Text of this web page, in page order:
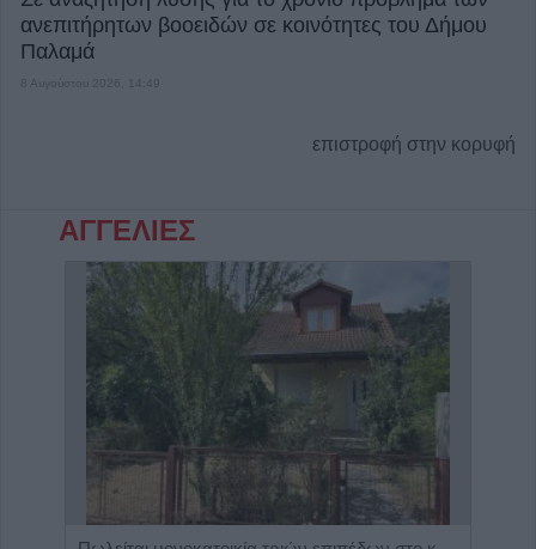
ανεπιτήρητων βοοειδών σε κοινότητες του Δήμου
Παλαμά
8 Αυγούστου 2026, 14:49
επιστροφή στην κορυφή
ΑΓΓΕΛΙΕΣ